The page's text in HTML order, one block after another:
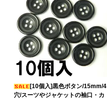
[10個入]黒色ボタン/15mm/4
穴/スーツやジャケットの袖口・カ